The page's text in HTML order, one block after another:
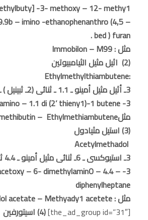
-3- methoxy – 12- methy1
– imino -ethanophenanthro (4,5 –
bed ) furan .
مثل : Immobilon – M99
(2) اثيل مثيل الثيامبيوتين
:Ethylmethylthiambutene
3ـ أثيل مثيل أمينو ـ 1.1 ـ ثنائى (2ـ ثبينيل ) ـ1ـ بيوتين
3- Ethylmethylamino – 1.1 di (2’ thieny1)-1 butene
مثلEmethibutin – Ethylmethiambutene
(3) استيل مثيادول
3ـ استيوكسى ـ 6ـ ثنائى مثيل أمينو ـ 4.4 ثنائى فنيل هيبتان .
acetoxy – 6- dimethylaminO – 4.4 –
diphenylheptane
مثل : Amidol acetate – Methyady1 acetete
[the_ad_group id=”31″]
(4) اسيتورفين